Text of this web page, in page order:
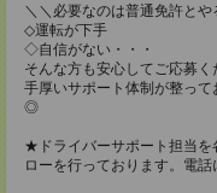
＼＼必要なのは普通免許とや
◇運転が下手
◇自信がない・・・
そんな方も安心してご応募く
手厚いサポート体制が整っ
◎
★ドライバーサポート担当を
ローを行っております。電